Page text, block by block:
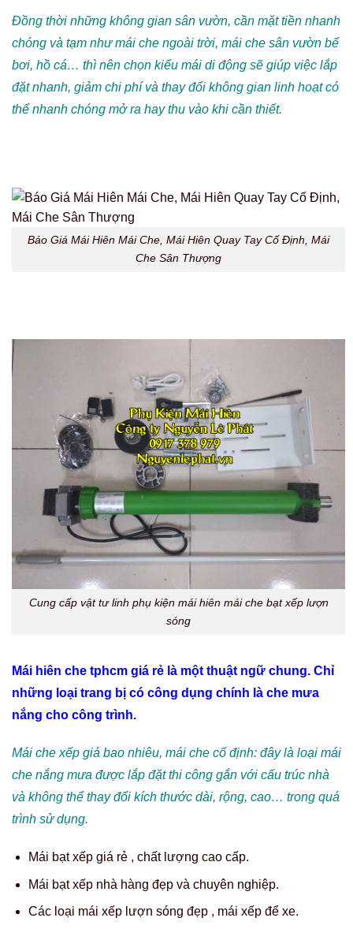
Đồng thời những không gian sân vườn, cần mặt tiền nhanh
chóng và tạm như mái che ngoài trời, mái che sân vườn bể
bơi, hồ cá… thì nên chọn kiểu mái di động sẽ giúp việc lắp
đặt nhanh, giảm chi phí và thay đổi không gian linh hoạt có
thể nhanh chóng mở ra hay thu vào khi cần thiết.
Báo Giá Mái Hiên Mái Che, Mái Hiên Quay Tay Cố Định, Mái
Che Sân Thượng
Cung cấp vật tư linh phụ kiện mái hiên mái che bạt xếp lượn
sóng
Mái hiên che tphcm giá rẻ là một thuật ngữ chung. Chỉ
những loại trang bị có công dụng chính là che mưa
nắng cho công trình.
Mái che xếp giá bao nhiêu, mái che cố định: đây là loại mái
che nắng mưa được lắp đặt thi công gắn với cấu trúc nhà
và không thể thay đổi kích thước dài, rộng, cao… trong quá
trình sử dụng.
Mái bạt xếp giá rẻ , chất lượng cao cấp.
Mái bạt xếp nhà hàng đẹp và chuyên nghiệp.
Các loại mái xếp lượn sóng đẹp , mái xếp để xe.